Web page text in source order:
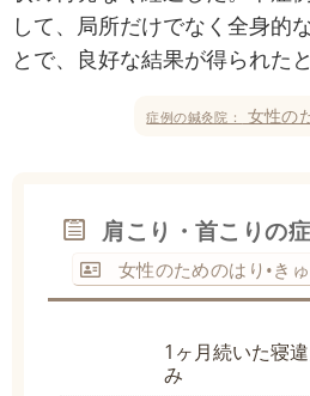
して、局所だけでなく全身的
とで、良好な結果が得られた
症例の鍼灸院： 女性の
肩こり・首こりの
女性のためのはり•き
1ヶ月続いた寝
み